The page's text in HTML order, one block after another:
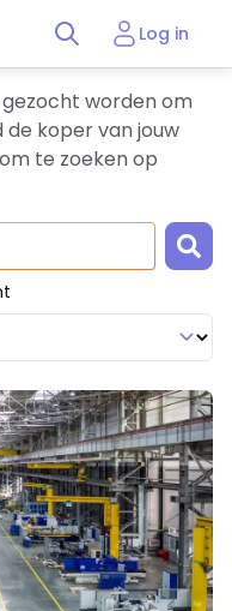
Log in
gezocht worden om
de koper van jouw
te zoeken op